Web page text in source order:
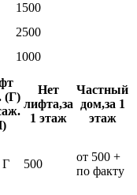
1500
2500
1000
(Г)
Нет
лифта,за
1 этаж
Частный
дом,за 1
этаж
Г 500
от 500 +
по факту